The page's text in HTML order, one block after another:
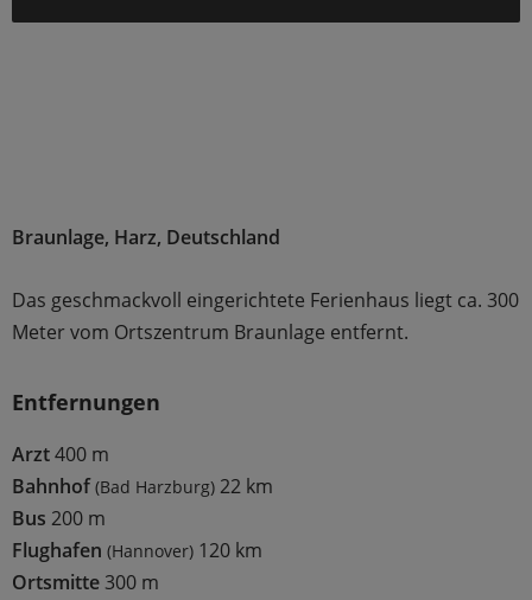
Braunlage, Harz, Deutschland
Das geschmackvoll eingerichtete Ferienhaus liegt ca. 300
Meter vom Ortszentrum Braunlage entfernt.
Entfernungen
Arzt400 m
Bahnhof (Bad Harzburg) 22 km
Bus 200 m
Flughafen (Hannover) 120 km
Ortsmitte 300 m